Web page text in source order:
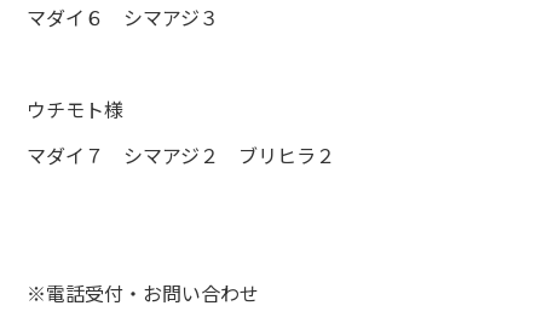
マダイ６ シマアジ３
ウチモト様
マダイ７ シマアジ２ ブリヒラ２
※電話受付・お問い合わせ